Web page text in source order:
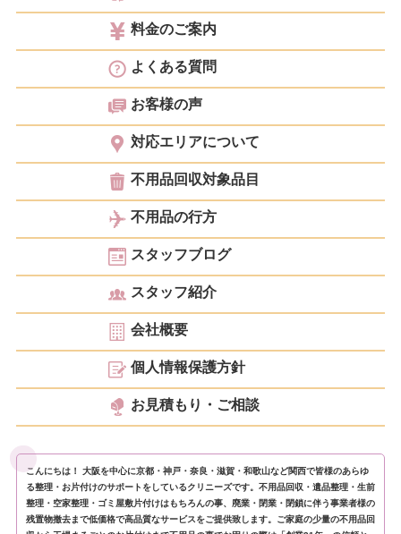
料金のご案内
よくある質問
お客様の声
対応エリアについて
不用品回収対象品目
不用品の行方
スタッフブログ
スタッフ紹介
会社概要
個人情報保護方針
お見積もり・ご相談
こんにちは！ 大阪を中心に京都・神戸・奈良・滋賀・和歌山など関西で皆様のあらゆ
る整理・お片付けのサポートをしているクリニーズです。不用品回収・遺品整理・生前
整理・空家整理・ゴミ屋敷片付けはもちろんの事、廃業・閉業・閉鎖に伴う事業者様の
残置物撤去まで低価格で高品質なサービスをご提供致します。ご家庭の少量の不用品回